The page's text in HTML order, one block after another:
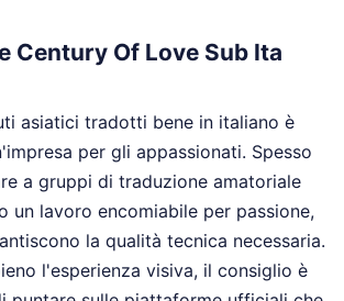
Century Of Love Sub Ita
asiatici tradotti bene in italiano è
per gli appassionati. Spesso
a gruppi di traduzione amatoriale
un lavoro encomiabile per passione,
la qualità tecnica necessaria.
l'esperienza visiva, il consiglio è